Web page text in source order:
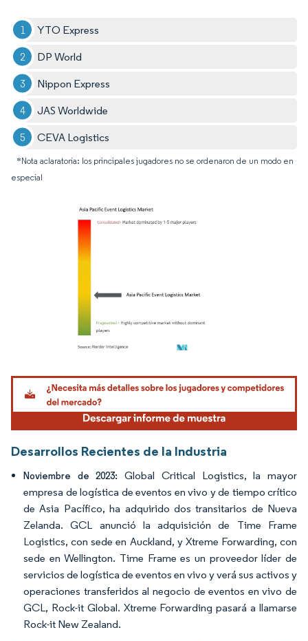
YTO Express
DP World
Nippon Express
JAS Worldwide
CEVA Logistics
*Nota aclaratoria: los principales jugadores no se ordenaron de un modo en
especial
Imagen © Mordor Intelligence. El uso requiere atribución según CC BY 4.0.
Desarrollos Recientes de la Industria
Noviembre de 2023:Global Critical Logistics, la mayor
empresa de logística de eventos en vivo y de tiempo crítico
de Asia Pacífico, ha adquirido dos transitarios de Nueva
Zelanda. GCL anunció la adquisición de Time Frame
Logistics, con sede en Auckland, y Xtreme Forwarding, con
sede en Wellington. Time Frame es un proveedor líder de
servicios de logística de eventos en vivo y verá sus activos y
operaciones transferidos al negocio de eventos en vivo de
GCL, Rock-it Global. Xtreme Forwarding pasará a llamarse
Rock-it New Zealand.